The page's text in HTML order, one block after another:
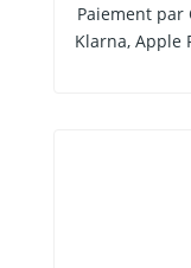
Paiement par
Klarna, Apple